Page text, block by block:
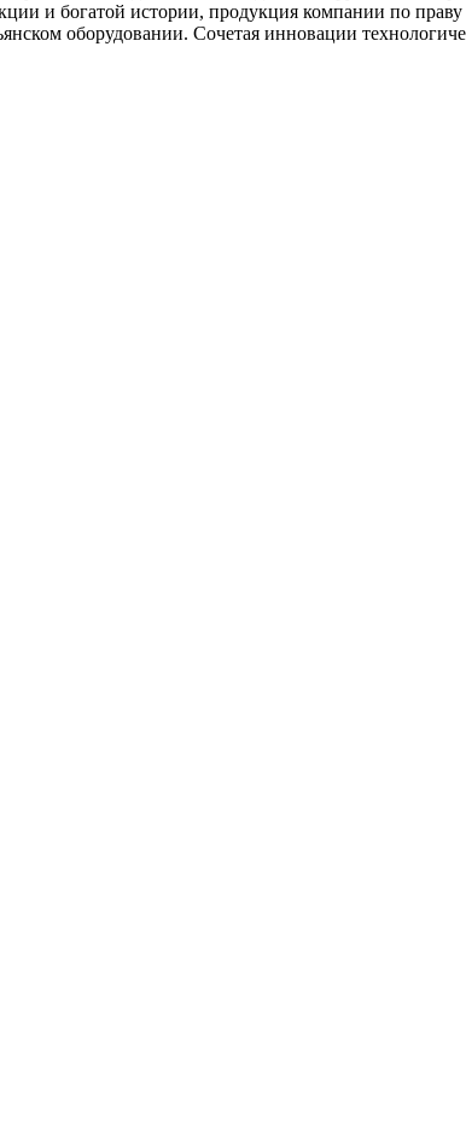
и богатой истории, продукция компании по
оборудовании. Сочетая инновации